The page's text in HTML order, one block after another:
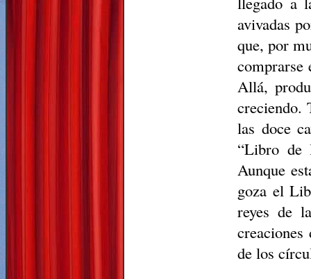
avivadas
que, por
comprarse
Allá,
creciendo.
las doce
“Libro de
Aunque
goza el
reyes de
de los